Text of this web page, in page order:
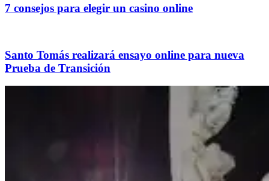
7 consejos para elegir un casino online
Santo Tomás realizará ensayo online para nueva
Prueba de Transición